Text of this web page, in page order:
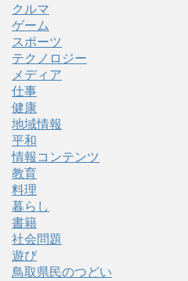
クルマ
ゲーム
スポーツ
テクノロジー
メディア
仕事
健康
地域情報
平和
情報コンテンツ
教育
料理
暮らし
書籍
社会問題
遊び
鳥取県民のつどい